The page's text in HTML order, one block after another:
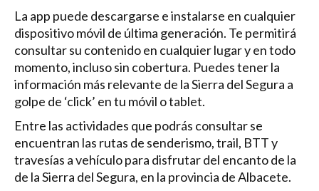
La app puede descargarse e instalarse en cualquier
dispositivo móvil de última generación. Te permitirá
consultar su contenido en cualquier lugar y en todo
momento, incluso sin cobertura. Puedes tener la
información más relevante de la Sierra del Segura a
golpe de ‘click’ en tu móvil o tablet.
Entre las actividades que podrás consultar se
encuentran las rutas de senderismo, trail, BTT y
travesías a vehículo para disfrutar del encanto de la
de la Sierra del Segura, en la provincia de Albacete.